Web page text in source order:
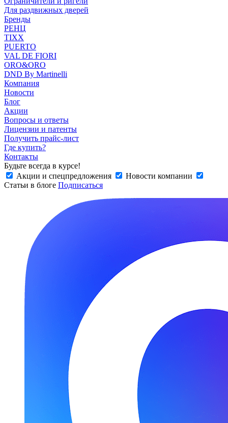
Для раздвижных дверей
Бренды
РЕНЦ
TIXX
PUERTO
VAL DE FIORI
ORO&ORO
DND By Martinelli
Компания
Новости
Блог
Акции
Вопросы и ответы
Лицензии и патенты
Получить прайс-лист
Где купить?
Контакты
Будьте всегда в курсе!
Акции и спецпредложения
Новости компании
Статьи в блоге Подписаться